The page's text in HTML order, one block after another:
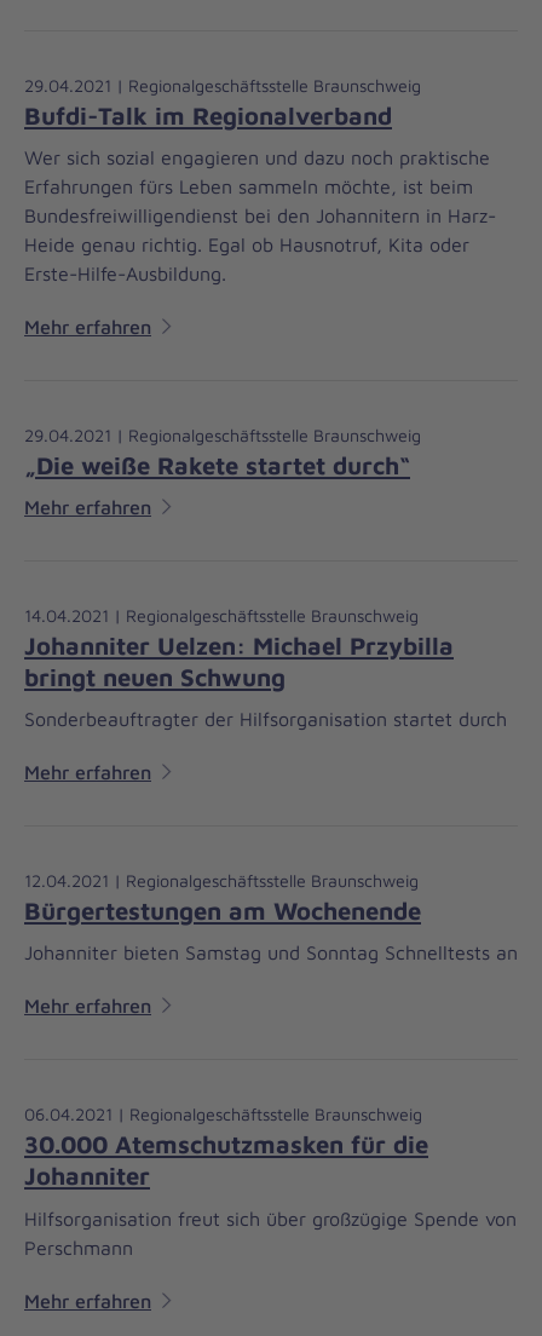
29.04.2021 | Regionalgeschäftsstelle Braunschweig
Bufdi-Talk im Regionalverband
Wer sich sozial engagieren und dazu noch praktische
Erfahrungen fürs Leben sammeln möchte, ist beim
Bundesfreiwilligendienst bei den Johannitern in Harz-
Heide genau richtig. Egal ob Hausnotruf, Kita oder
Erste-Hilfe-Ausbildung.
Mehr erfahren
29.04.2021 | Regionalgeschäftsstelle Braunschweig
„Die weiße Rakete startet durch“
Mehr erfahren
14.04.2021 | Regionalgeschäftsstelle Braunschweig
Johanniter Uelzen: Michael Przybilla
bringt neuen Schwung
Sonderbeauftragter der Hilfsorganisation startet durch
Mehr erfahren
12.04.2021 | Regionalgeschäftsstelle Braunschweig
Bürgertestungen am Wochenende
Johanniter bieten Samstag und Sonntag Schnelltests an
Mehr erfahren
06.04.2021 | Regionalgeschäftsstelle Braunschweig
30.000 Atemschutzmasken für die
Johanniter
Hilfsorganisation freut sich über großzügige Spende von
Perschmann
Mehr erfahren